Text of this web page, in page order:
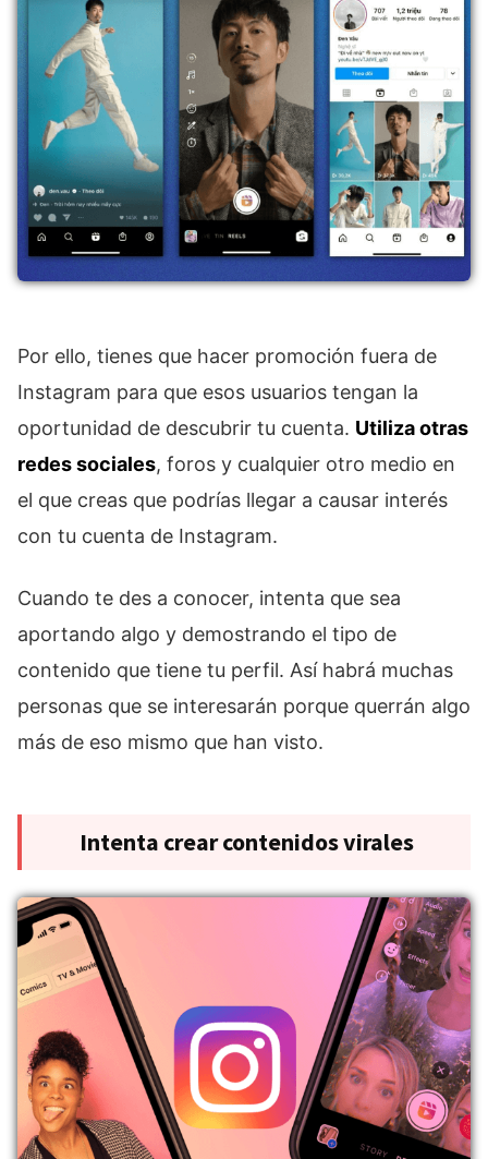
Por ello, tienes que hacer promoción fuera de
Instagram para que esos usuarios tengan la
oportunidad de descubrir tu cuenta. Utiliza otras
redes sociales, foros y cualquier otro medio en
el que creas que podrías llegar a causar interés
con tu cuenta de Instagram.
Cuando te des a conocer, intenta que sea
aportando algo y demostrando el tipo de
contenido que tiene tu perfil. Así habrá muchas
personas que se interesarán porque querrán algo
más de eso mismo que han visto.
Intenta crear contenidos virales